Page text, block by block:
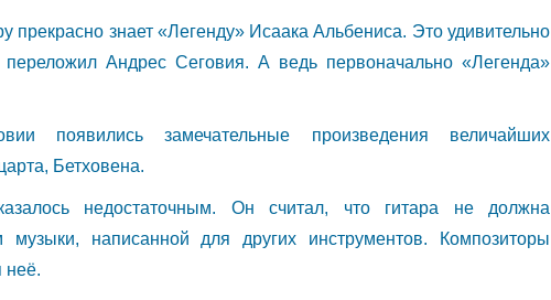
прекрасно знает «Легенду» Исаака Альбениса. Это удивительно
переложил Андрес Сеговия. А ведь первоначально «Легенда»
появились замечательные произведения величайших
Бетховена.
недостаточным. Он считал, что гитара не должна
музыки, написанной для других инструментов. Композиторы
неё.